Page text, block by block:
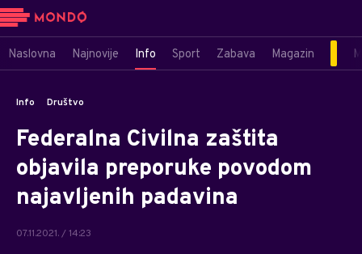
Naslovna Najnovije Info Sport Zabava Magazin
Info Društvo
Federalna Civilna zaštita
objavila preporuke povodom
najavljenih padavina
07.11.2021. / 14:23